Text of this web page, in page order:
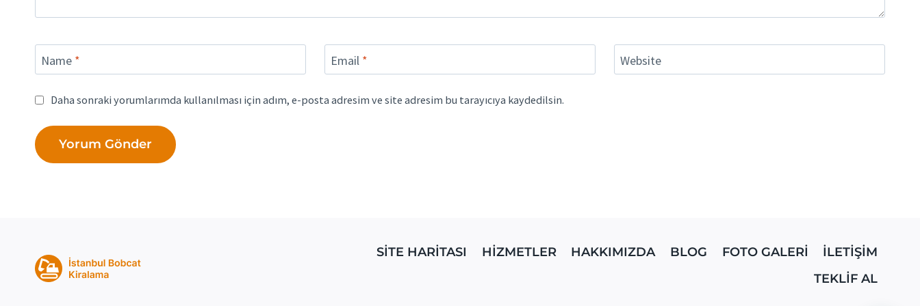
Name * Email * Website
Daha sonraki yorumlarımda kullanılması için adım, e-posta adresim ve site adresim bu tarayıcıya kaydedilsin.
SİTE HARİTASI HİZMETLER HAKKIMIZDA BLOG FOTO GALERİ
İLETİŞİM
TEKLİF AL